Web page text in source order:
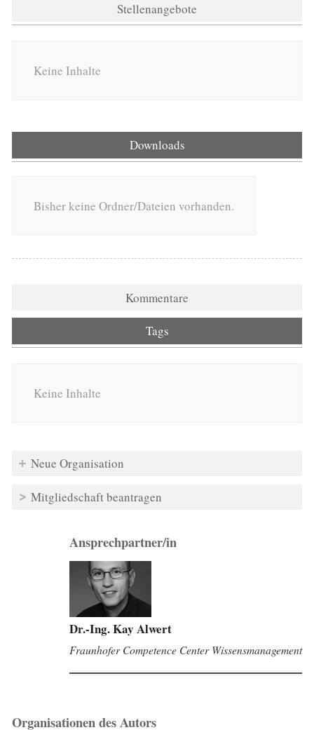
Stellenangebote
Keine Inhalte
Downloads
Bisher keine Ordner/Dateien vorhanden.
Kommentare
Tags
Keine Inhalte
Neue Organisation
Mitgliedschaft beantragen
Ansprechpartner/in
Dr.-Ing. Kay Alwert
Fraunhofer Competence Center Wissensmanagement
Organisationen des Autors